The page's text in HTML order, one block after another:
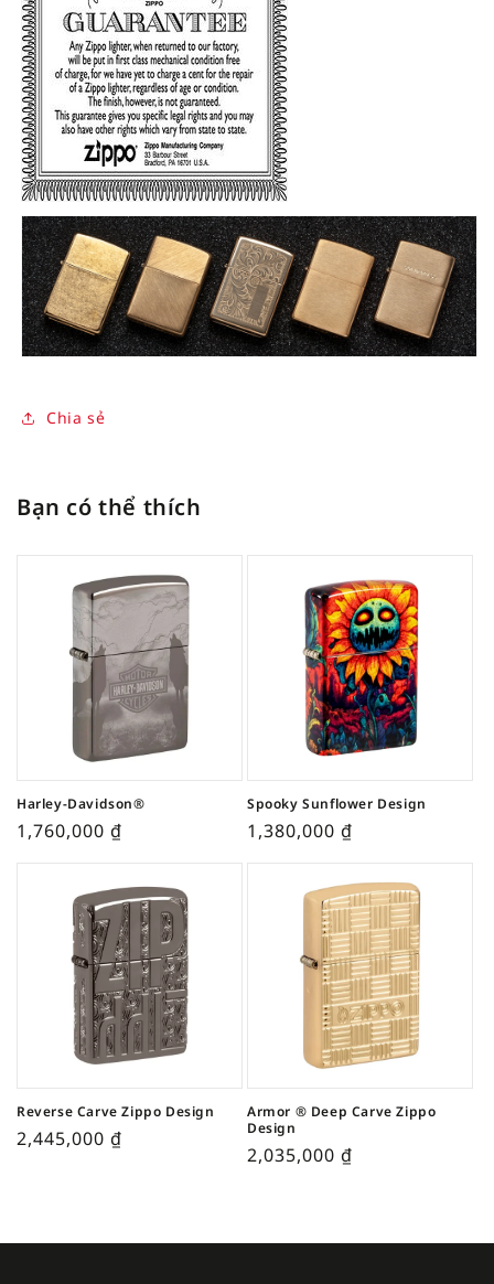
Chia sẻ
Bạn có thể thích
Harley-Davidson®
1,760,000 ₫
Spooky Sunflower Design
1,380,000 ₫
Reverse Carve Zippo Design
2,445,000 ₫
Armor ® Deep Carve Zippo
Design
2,035,000 ₫